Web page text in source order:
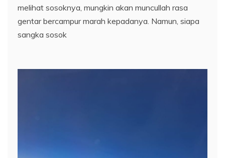
melihat sosoknya, mungkin akan muncullah rasa
gentar bercampur marah kepadanya. Namun, siapa
sangka sosok